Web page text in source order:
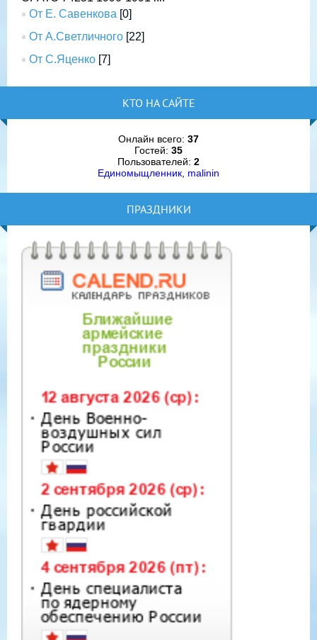
От Е. Савенкова [0]
От А.Светличного [22]
От С.Яценко [7]
КТО НА САЙТЕ
Онлайн всего: 37
Гостей: 35
Пользователей: 2
Единомыщленник malinin
ПРАЗДНИКИ